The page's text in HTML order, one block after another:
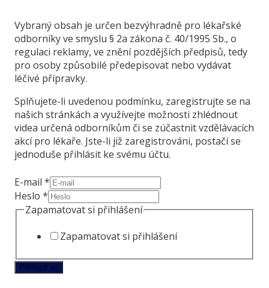
Vybraný obsah je určen bezvýhradně pro lékařské
odborníky ve smyslu § 2a zákona č. 40/1995 Sb., o
regulaci reklamy, ve znění pozdějších předpisů, tedy
pro osoby způsobilé předepisovat nebo vydávat
léčivé přípravky.
Splňujete-li uvedenou podmínku, zaregistrujte se na
našich stránkách a využívejte možnosti zhlédnout
videa určená odborníkům či se zúčastnit vzdělávacích
akcí pro lékaře. Jste-li již zaregistrováni, postačí se
jednoduše přihlásit ke svému účtu.
Zapamatovat
přihlášení
E-
E-mail *
Heslo *
Zapamatovat si přihlášení
Zapamatovat si přihlášení
Přihlásit se